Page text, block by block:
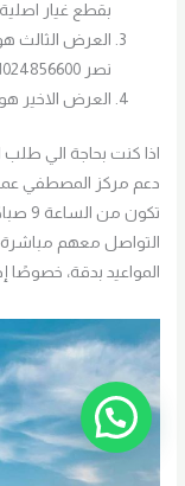
بقطع غيار اصلية
العرض
نصر 01024856600
العرض الاخير هو خصومات
اذا كنت بحاجة الي
دعم مركز المصطفي
المواعيد بدقة،